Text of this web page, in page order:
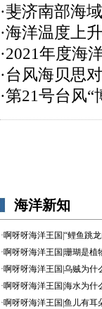
·斐济南部海
·海洋温度上
·2021年度海
·台风海贝思
·第21号台风